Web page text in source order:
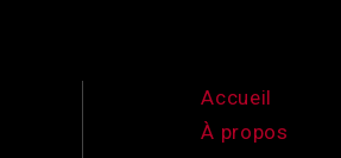
Accueil
À propos